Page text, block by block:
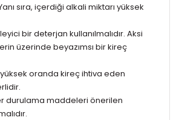
sıra, içerdiği alkali miktarı yüksek
bir deterjan kullanılmalıdır. Aksi
üzerinde beyazımsı bir kireç
yüksek oranda kireç ihtiva eden
durulama maddeleri önerilen